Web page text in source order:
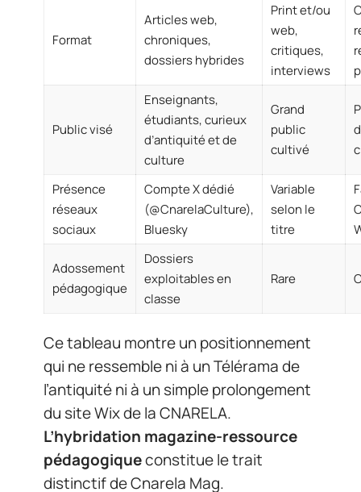
Format
Articles web,
chroniques,
dossiers hybrides
Print et/ou
web,
critiques,
interviews
Public visé
Enseignants,
étudiants, curieux
d’antiquité et de
culture
Grand
public
cultivé
Présence
réseaux
sociaux
Compte X dédié
(@CnarelaCulture),
Bluesky
Variable
selon le
titre
Adossement
pédagogique
Dossiers
exploitables en
classe
Rare
Ce tableau montre un positionnement
qui ne ressemble ni à un Télérama de
l’antiquité ni à un simple prolongement
du site Wix de la CNARELA.
L’hybridation magazine-ressource
pédagogiqueconstitue le trait
distinctif de Cnarela Mag.